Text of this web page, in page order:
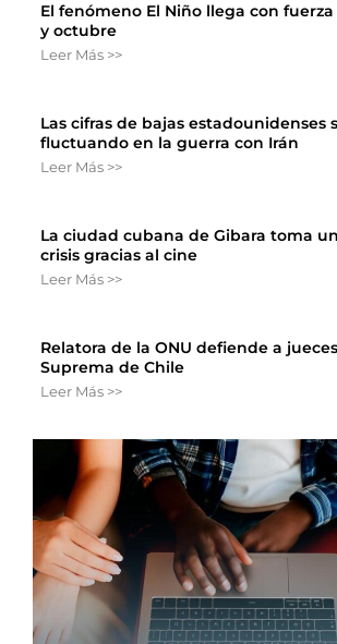
El fenómeno El Niño llega con
y octubre
Leer Más >>
Las cifras de bajas estadounidenses
fluctuando en la guerra con Irán
Leer Más >>
La ciudad cubana de Gibara toma
crisis gracias al cine
Leer Más >>
Relatora de la ONU defiende a
Suprema de Chile
Leer Más >>